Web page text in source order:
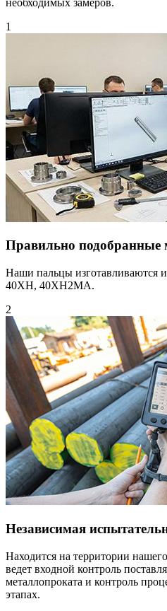
1
Правильно подобранные
Наши пальцы изготавливаются
40XH, 40XH2MA.
2
Независимая
Находится на территории
ведет входной контроль
металлопроката и контроль
этапах.